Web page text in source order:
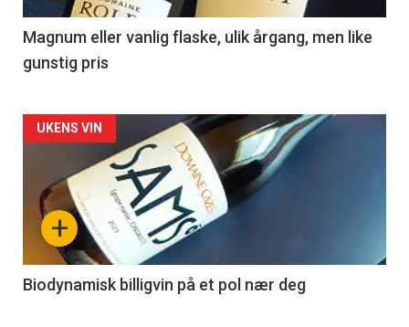
3
Magnum eller vanlig flaske, ulik årgang, men like
gunstig pris
Forsiden
akkurat
nå
4
+
UKENS VIN
Biodynamisk billigvin på et pol nær deg